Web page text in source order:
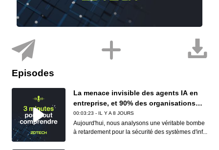
Episodes
La menace invisible des agents IA en
entreprise, et 90% des organisations
sont concernées
00:03:23 - IL Y A 8 JOURS
Aujourd'hui, nous analysons une véritable bombe
à retardement pour la sécurité des systèmes d'inf...